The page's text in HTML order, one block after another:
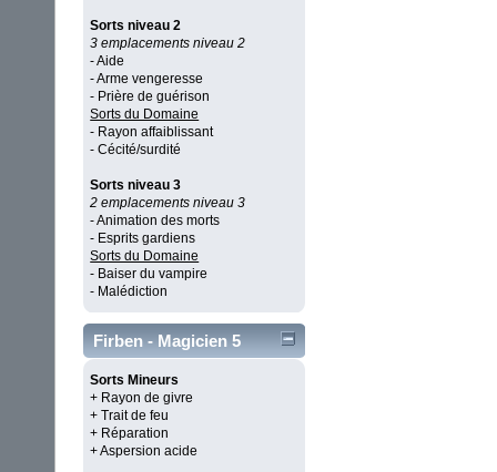
Sorts niveau 2
3 emplacements niveau 2
- Aide
- Arme vengeresse
- Prière de guérison
Sorts du Domaine
- Rayon affaiblissant
- Cécité/surdité
Sorts niveau 3
2 emplacements niveau 3
- Animation des morts
- Esprits gardiens
Sorts du Domaine
- Baiser du vampire
- Malédiction
Firben - Magicien 5
Sorts Mineurs
+ Rayon de givre
+ Trait de feu
+ Réparation
+ Aspersion acide